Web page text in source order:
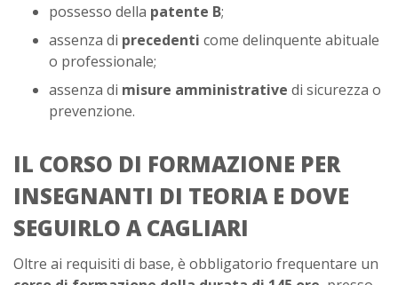
possesso della patente B;
assenza di precedenti come delinquente abituale
o professionale;
assenza di misure amministrative di sicurezza o
prevenzione.
IL CORSO DI FORMAZIONE PER
INSEGNANTI DI TEORIA E DOVE
SEGUIRLO A CAGLIARI
Oltre ai requisiti di base, è obbligatorio frequentare un